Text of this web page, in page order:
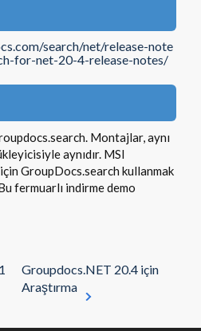
search/net/release-note
for-net-20-4-release-notes/
Montajlar, aynı
aynıdır. MSI
GroupDocs.search kullanmak
fermuarlı indirme demo
Groupdocs.NET 20.4 için
Araştırma